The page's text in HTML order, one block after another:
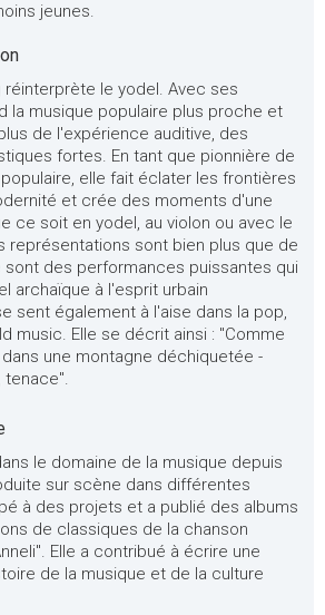
jeunes.
réinterprète le yodel. Avec ses
la musique populaire plus proche et
de l'expérience auditive, des
fortes. En tant que pionnière de
elle fait éclater les frontières
et crée des moments d'une
ce soit en yodel, au violon ou avec le
représentations sont bien plus que de
sont des performances puissantes qui
archaïque à l'esprit urbain
sent également à l'aise dans la pop,
music. Elle se décrit ainsi : "Comme
une montagne déchiquetée -
tenace".
le domaine de la musique depuis
sur scène dans différentes
à des projets et a publié des albums
de classiques de la chanson
Elle a contribué à écrire une
de la musique et de la culture